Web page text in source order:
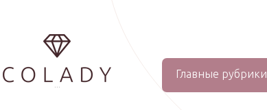
...
Главные рубрики